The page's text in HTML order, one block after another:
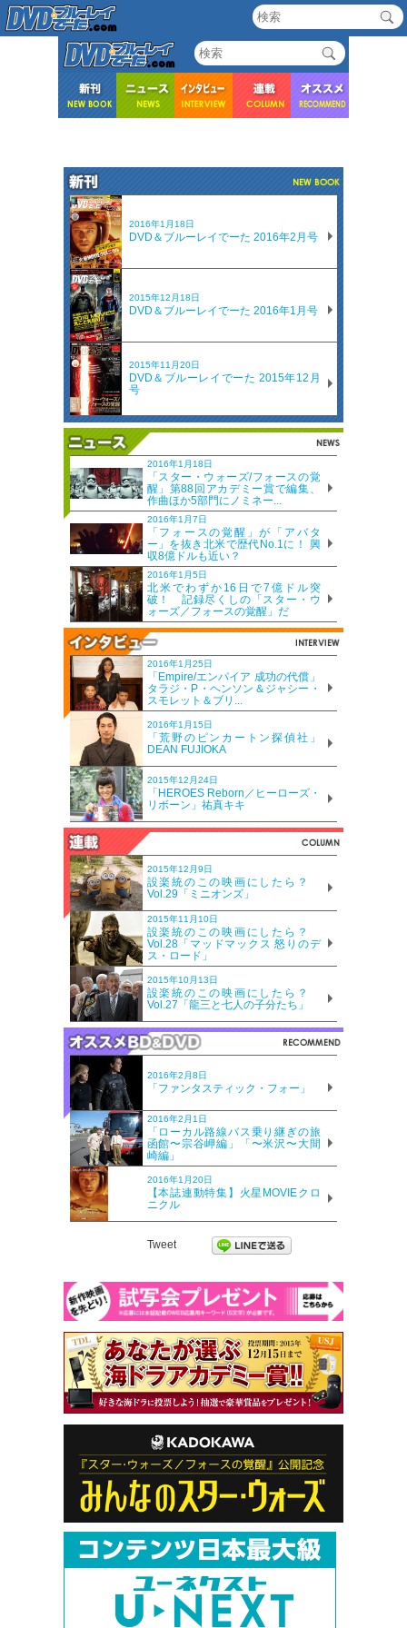
2016年1月18日
DVD＆ブルーレイでーた 2016年2月号
2015年12月18日
DVD＆ブルーレイでーた 2016年1月号
2015年11月20日
DVD＆ブルーレイでーた 2015年12月
号
2016年1月18日
「スター・ウォーズ/フォースの覚
醒」第88回アカデミー賞で編集、
作曲ほか5部門にノミネー...
2016年1月7日
「フォースの覚醒」が「アバタ
ー」を抜き北米で歴代No.1に！ 興
収8億ドルも近い？
2016年1月5日
北米でわずか16日で7億ドル突
破！ 記録尽くしの「スター・ウ
ォーズ／フォースの覚醒」だ
2016年1月25日
「Empire/エンパイア 成功の代償」
タラジ・P・ヘンソン＆ジャシー・
スモレット＆ブリ...
2016年1月15日
「荒野のピンカートン探偵社」
DEAN FUJIOKA
2015年12月24日
「HEROES Reborn／ヒーローズ・
リボーン」祐真キキ
2015年12月9日
設楽統のこの映画にしたら？
Vol.29「ミニオンズ」
2015年11月10日
設楽統のこの映画にしたら？
Vol.28「マッドマックス 怒りのデ
ス・ロード」
2015年10月13日
設楽統のこの映画にしたら？
Vol.27「龍三と七人の子分たち」
2016年2月8日
「ファンタスティック・フォー」
2016年2月1日
「ローカル路線バス乗り継ぎの旅
函館〜宗谷岬編」「〜米沢〜大間
崎編」
2016年1月20日
【本誌連動特集】火星MOVIEクロ
ニクル
Tweet